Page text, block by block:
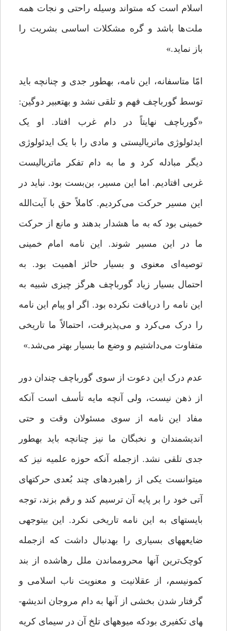
اسلام است که مى‏تواند وسیله راحتى و نجات همه
ملت‌ها باشد و گره مشکلات اساسى بشریت را
باز نماید.»
امّا متاسفانه، این نامه، به­طور جدی و چنانچه باید
توسط گورباچف فهم و تلقی نشد و به­تعبیر دوگین:
«گورباچف نهایتاً در دام غرب افتاد. او یک
ایدئولوژی ماتریالیستی و مادی را با یک ایدئولوژی
دیگر مبادله کرد و ما به دام تفکر ماتریالیست
غربی افتادیم. اما این مسیر، بن‌بست بود. نباید در
این مسیر حرکت می‌کردیم. کاملاً حق با آیت‌الله
خمینی بود که به ما هشدار بدهند و مانع از حرکت
ما در این مسیر شوند. این نامه امام خمینی
توصیه‌ای معنوی و بسیار حائز اهمیت بود. به
احتمال بسیار زیاد گورباچف هرگز چیزی شبیه به
این نامه را دریافت نکرده بود. اگر او پیام این نامه
را درک می‌کرد و می‌پذیرفت، احتمالاً ما تاریخی
متفاوت می‌داشتیم و وضع ما بسیار بهتر می‌شد.»
عدم درک این دعوت از سوی گورباچف چندان دور
از ذهن نیست، ولی آنچه مایه تأسف است آنکه
مفاد این نامه از سوی مسئولان وقت و حتی
اندیشمندان و نخبگان ما نیز چنانچه باید به­طور
جدی تلقی نشد. ازجمله آنکه حوزه علمیه نیز که
می­توانست یکی از راهبردهای چند بُعدی حرکت­های
آتی خود را بر پایه آن ترسیم کند و رقم بزند،­ توجه
بایسته­ای به این نامه‌ تاریخی نکرد. این بی­توجهی
ضایعه­های بسیاری را به­دنبال داشت که ازجمله
کوچک‌ترین آنها محروم­ماندن ملل رهاشده از بند
کمونیسم، از عقلانیت و معنویت ناب اسلامی و
گرفتار شدن بخشی از آنها به دام مروجان اندیشه­
های تکفیری بودکه میوه­های تلخ آن در سیمای کریه